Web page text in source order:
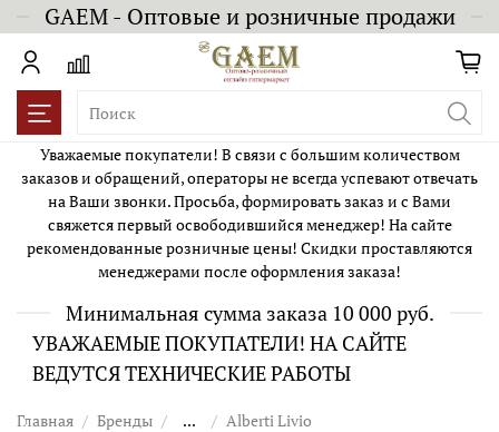
GAEM - Оптовые и розничные продажи
Уважаемые покупатели! В связи с большим количеством
заказов и обращений, операторы не всегда успевают отвечать
на Ваши звонки. Просьба, формировать заказ и с Вами
свяжется первый освободившийся менеджер! На сайте
рекомендованные розничные цены! Скидки проставляются
менеджерами после оформления заказа!
Минимальная сумма заказа 10 000 руб.
УВАЖАЕМЫЕ ПОКУПАТЕЛИ! НА САЙТЕ
ВЕДУТСЯ ТЕХНИЧЕСКИЕ РАБОТЫ
Главная Бренды ... Alberti Livio